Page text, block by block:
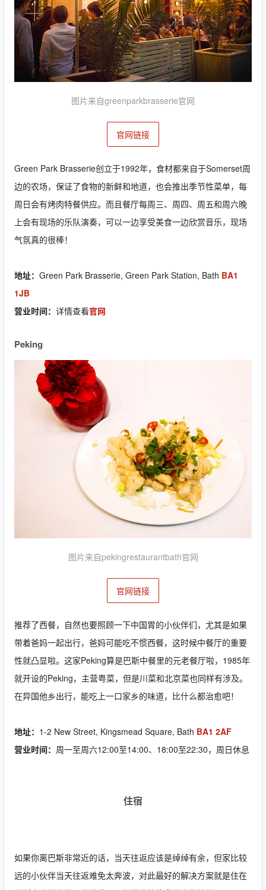
图片来自greenparkbrasserie官网
官网链接
Green Park Brasserie创立于1992年，食材都来自于Somerset周
边的农场，保证了食物的新鲜和地道，也会推出季节性菜单，每
周日会有烤肉特餐供应。而且餐厅每周三、周四、周五和周六晚
上会有现场的乐队演奏，可以一边享受美食一边欣赏音乐，现场
气氛真的很棒！
地址： Green Park Brasserie, Green Park Station, Bath BA1
1JB
营业时间： 详情查看官网
Peking
图片来自pekingrestaurantbath官网
官网链接
推荐了西餐，自然也要照顾一下中国胃的小伙伴们，尤其是如果
带着爸妈一起出行，爸妈可能吃不惯西餐，这时候中餐厅的重要
性就凸显啦。这家Peking算是巴斯中餐里的元老餐厅啦，1985年
就开设的Peking，主营粤菜，但是川菜和北京菜也同样有涉及。
在异国他乡出行，能吃上一口家乡的味道，比什么都治愈吧！
地址： 1-2 New Street, Kingsmead Square, Bath BA1 2AF
营业时间： 周一至周六12:00至14:00、18:00至22:30，周日休息
住宿
如果你离巴斯非常近的话，当天往返应该是绰绰有余，但家比较
远的小伙伴当天往返难免太奔波，对此最好的解决方案就是住在